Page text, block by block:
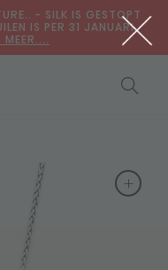
- SILK IS GESTOPT
IS PER 31 JANUARI
MEER....
+